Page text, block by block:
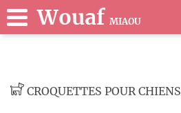
Wouaf MIAOU
CROQUETTES POUR